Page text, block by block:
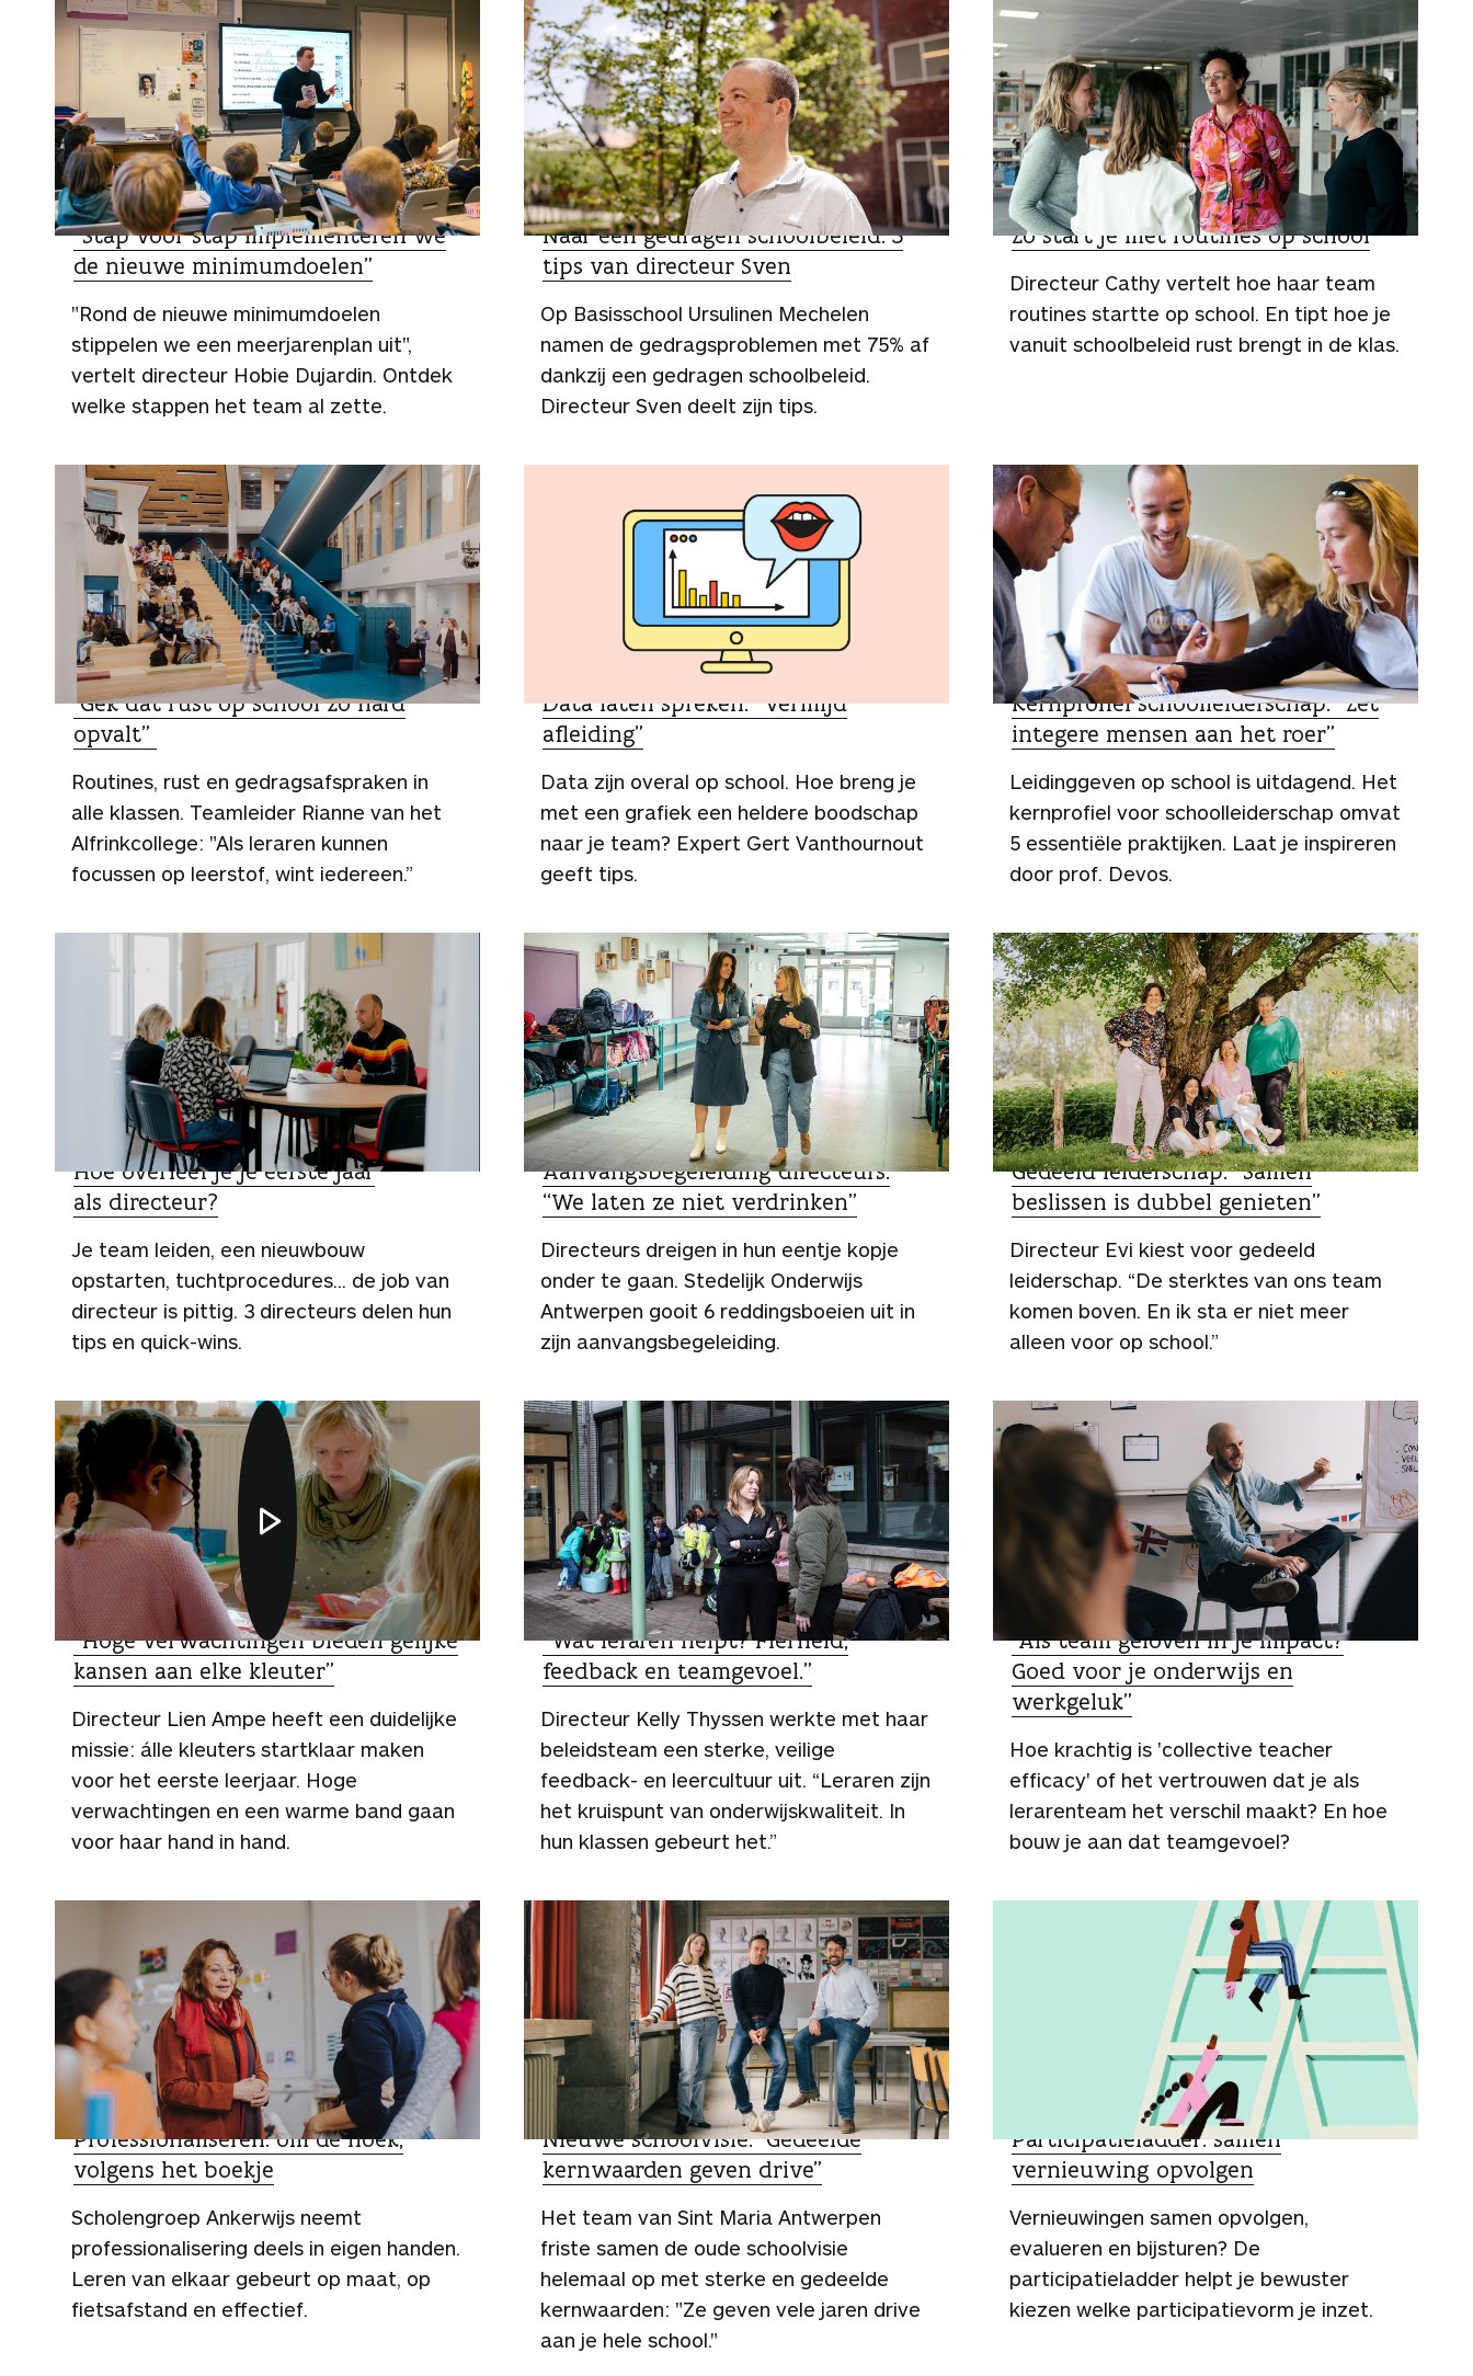
ZO DOEN ZIJ HET
“Stap voor stap implementeren we
de nieuwe minimumdoelen”
"Rond de nieuwe minimumdoelen
stippelen we een meerjarenplan uit",
vertelt directeur Hobie Dujardin. Ontdek
welke stappen het team al zette.
TIPS
Naar een gedragen schoolbeleid: 5
tips van directeur Sven
Op Basisschool Ursulinen Mechelen
namen de gedragsproblemen met 75% af
dankzij een gedragen schoolbeleid.
Directeur Sven deelt zijn tips.
TIPS
Zo start je met routines op school
Directeur Cathy vertelt hoe haar team
routines startte op school. En tipt hoe je
vanuit schoolbeleid rust brengt in de klas.
ZO DOEN ZIJ HET
“Gek dat rust op school zo hard
opvalt”
Routines, rust en gedragsafspraken in
alle klassen. Teamleider Rianne van het
Alfrinkcollege: "Als leraren kunnen
focussen op leerstof, wint iedereen.”
Data laten spreken: “Vermijd
afleiding”
Data zijn overal op school. Hoe breng je
met een grafiek een heldere boodschap
naar je team? Expert Gert Vanthournout
geeft tips.
SPECIALIST
Kernprofiel schoolleiderschap: “Zet
integere mensen aan het roer”
Leidinggeven op school is uitdagend. Het
kernprofiel voor schoolleiderschap omvat
5 essentiële praktijken. Laat je inspireren
door prof. Devos.
ZO DOEN ZIJ HET
Hoe overleef je je eerste jaar
als directeur?
Je team leiden, een nieuwbouw
opstarten, tuchtprocedures... de job van
directeur is pittig. 3 directeurs delen hun
tips en quick-wins.
ZO DOEN ZIJ HET
Aanvangsbegeleiding directeurs:
“We laten ze niet verdrinken”
Directeurs dreigen in hun eentje kopje
onder te gaan. Stedelijk Onderwijs
Antwerpen gooit 6 reddingsboeien uit in
zijn aanvangsbegeleiding.
ZO DOEN ZIJ HET
Gedeeld leiderschap: “Samen
beslissen is dubbel genieten”
Directeur Evi kiest voor gedeeld
leiderschap. “De sterktes van ons team
komen boven. En ik sta er niet meer
alleen voor op school.”
ZO DOEN ZIJ HET
“Hoge verwachtingen bieden gelijke
kansen aan elke kleuter”
Directeur Lien Ampe heeft een duidelijke
missie: álle kleuters startklaar maken
voor het eerste leerjaar. Hoge
verwachtingen en een warme band gaan
voor haar hand in hand.
ZO DOEN ZIJ HET
“Wat leraren helpt? Fierheid,
feedback en teamgevoel.”
Directeur Kelly Thyssen werkte met haar
beleidsteam een sterke, veilige
feedback- en leercultuur uit. “Leraren zijn
het kruispunt van onderwijskwaliteit. In
hun klassen gebeurt het.”
“Als team geloven in je impact?
Goed voor je onderwijs en
werkgeluk”
Hoe krachtig is 'collective teacher
efficacy' of het vertrouwen dat je als
lerarenteam het verschil maakt? En hoe
bouw je aan dat teamgevoel?
ZO DOEN ZIJ HET
Professionaliseren: om de hoek,
volgens het boekje
Scholengroep Ankerwijs neemt
professionalisering deels in eigen handen.
Leren van elkaar gebeurt op maat, op
fietsafstand en effectief.
ZO DOEN ZIJ HET
Nieuwe schoolvisie: “Gedeelde
kernwaarden geven drive”
Het team van Sint Maria Antwerpen
friste samen de oude schoolvisie
helemaal op met sterke en gedeelde
kernwaarden: "Ze geven vele jaren drive
aan je hele school."
Participatieladder: samen
vernieuwing opvolgen
Vernieuwingen samen opvolgen,
evalueren en bijsturen? De
participatieladder helpt je bewuster
kiezen welke participatievorm je inzet.